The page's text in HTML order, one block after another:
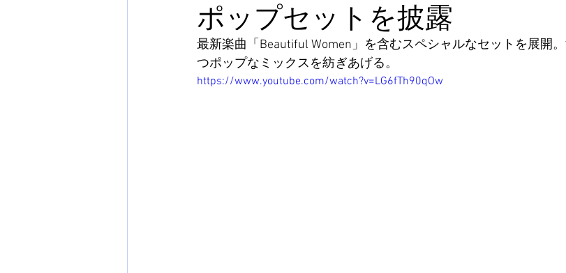
ポップセットを披露
最新楽曲「Beautiful Women」を含むスペシャルなセットを展開
つポップなミックスを紡ぎあげる。
https://www.youtube.com/watch?v=LG6fTh90qOw